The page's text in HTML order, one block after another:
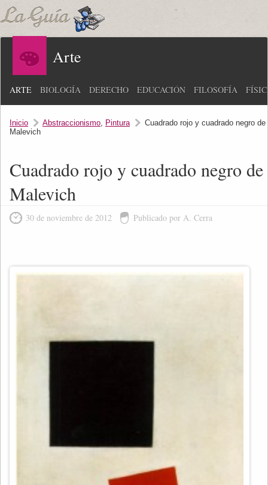
Arte
ARTE BIOLOGÍA DERECHO EDUCACIÓN FILOSOFÍA
Inicio Abstraccionismo, Pintura
Cuadrado rojo y cuadrado negro de
Malevich
Cuadrado rojo y cuadrado negro de
Malevich
30 de noviembre de 2012 Publicado por A. Cerra